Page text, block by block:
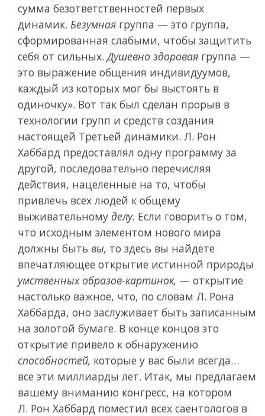
сумма безответственностей первых
динамик. Безумная группа — это группа,
сформированная слабыми, чтобы защитить
себя от сильных. Душевно здоровая группа —
это выражение общения индивидуумов,
каждый из которых мог бы выстоять в
одиночку». Вот так был сделан прорыв в
технологии групп и средств создания
настоящей Третьей динамики. Л. Рон
Хаббард предоставлял одну программу за
другой, последовательно перечисляя
действия, нацеленные на то, чтобы
привлечь всех людей к общему
выживательному делу. Если говорить о том,
что исходным элементом нового мира
должны быть вы, то здесь вы найдёте
впечатляющее открытие истинной природы
умственных образов-картинок, — открытие
настолько важное, что, по словам Л. Рона
Хаббарда, оно заслуживает быть записанным
на золотой бумаге. В конце концов это
открытие привело к обнаружению
способностей, которые у вас были всегда…
все эти миллиарды лет. Итак, мы предлагаем
вашему вниманию конгресс, на котором
Л. Рон Хаббард поместил всех саентологов в